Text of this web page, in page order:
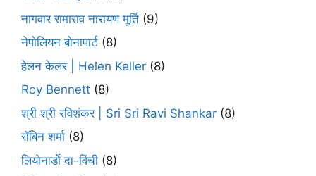
नागवार रामाराव नारायण मूर्ति (9)
नेपोलियन बोनापार्ट (8)
हेलन केलर | Helen Keller (8)
Roy Bennett (8)
श्री श्री रविशंकर | Sri Sri Ravi Shankar (8)
रॉबिन शर्मा (8)
लियोनार्डो दा-विंची (8)